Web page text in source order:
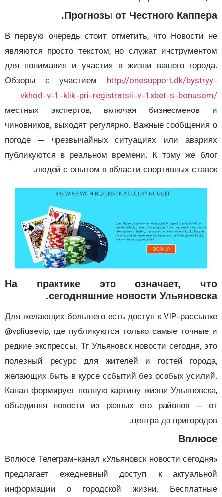
Прогнозы от Честного
В первую очередь стоит отметить, что Новости
являются просто текстом, но служат
для понимания и участия в жизни вашего
Обзоры с участиемhttp://onesupport.dk/
vkhod-v-1-klik-pri-registratsii-v-1xbet-s-
местных экспертов, включая
чиновников, выходят регулярно. Важные
погоде — чрезвычайных ситуациях или
публикуются в реальном времени. К тому же
людей с опытом в области спортивных
На практике это означает,
сегодняшние новости
Для желающих большего есть доступ к VIP-
@vpliusevip, где публикуются только самые
редкие экспрессы. Тг Ульяновск новости сегодня,
полезный ресурс для жителей и гостей
желающих быть в курсе событий без особых
Канал формирует полную картину жизни
объединяя новости из разных его районов —
центра до
Вплюсе Телеграм-канал «Ульяновск новости
предлагает ежедневный доступ к
информации о городской жизни.